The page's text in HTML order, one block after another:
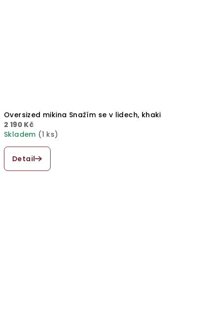
Oversized mikina Snažím se v lidech, khaki
2 190 Kč
Skladem (1 ks)
Detail